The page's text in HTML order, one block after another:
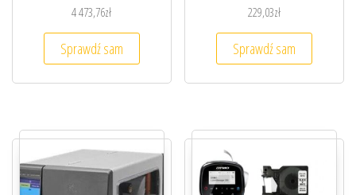
4 473,76zł
Sprawdź sam
229,03zł
Sprawdź sam